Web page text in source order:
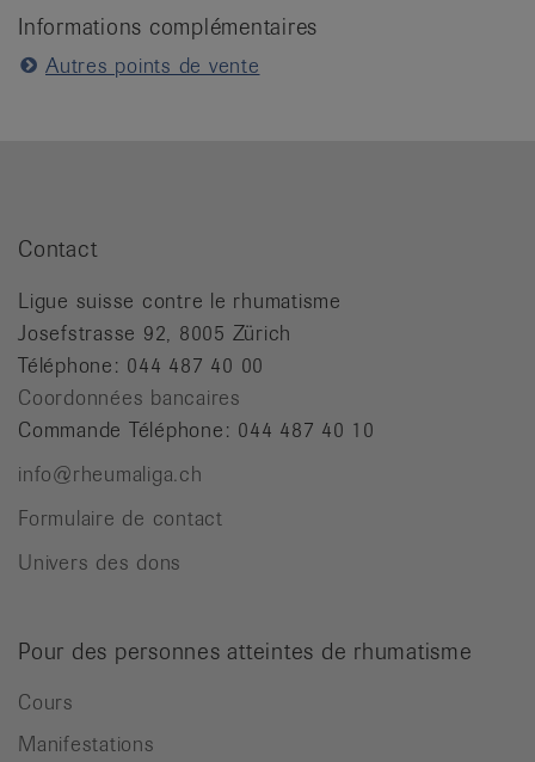
Informations complémentaires
Autres points de vente
Contact
Ligue suisse contre le rhumatisme
Josefstrasse 92, 8005 Zürich
Téléphone: 044 487 40 00
Coordonnées bancaires
Commande Téléphone: 044 487 40 10
info@rheumaliga.ch
Formulaire de contact
Univers des dons
Pour des personnes atteintes de rhumatisme
Cours
Manifestations